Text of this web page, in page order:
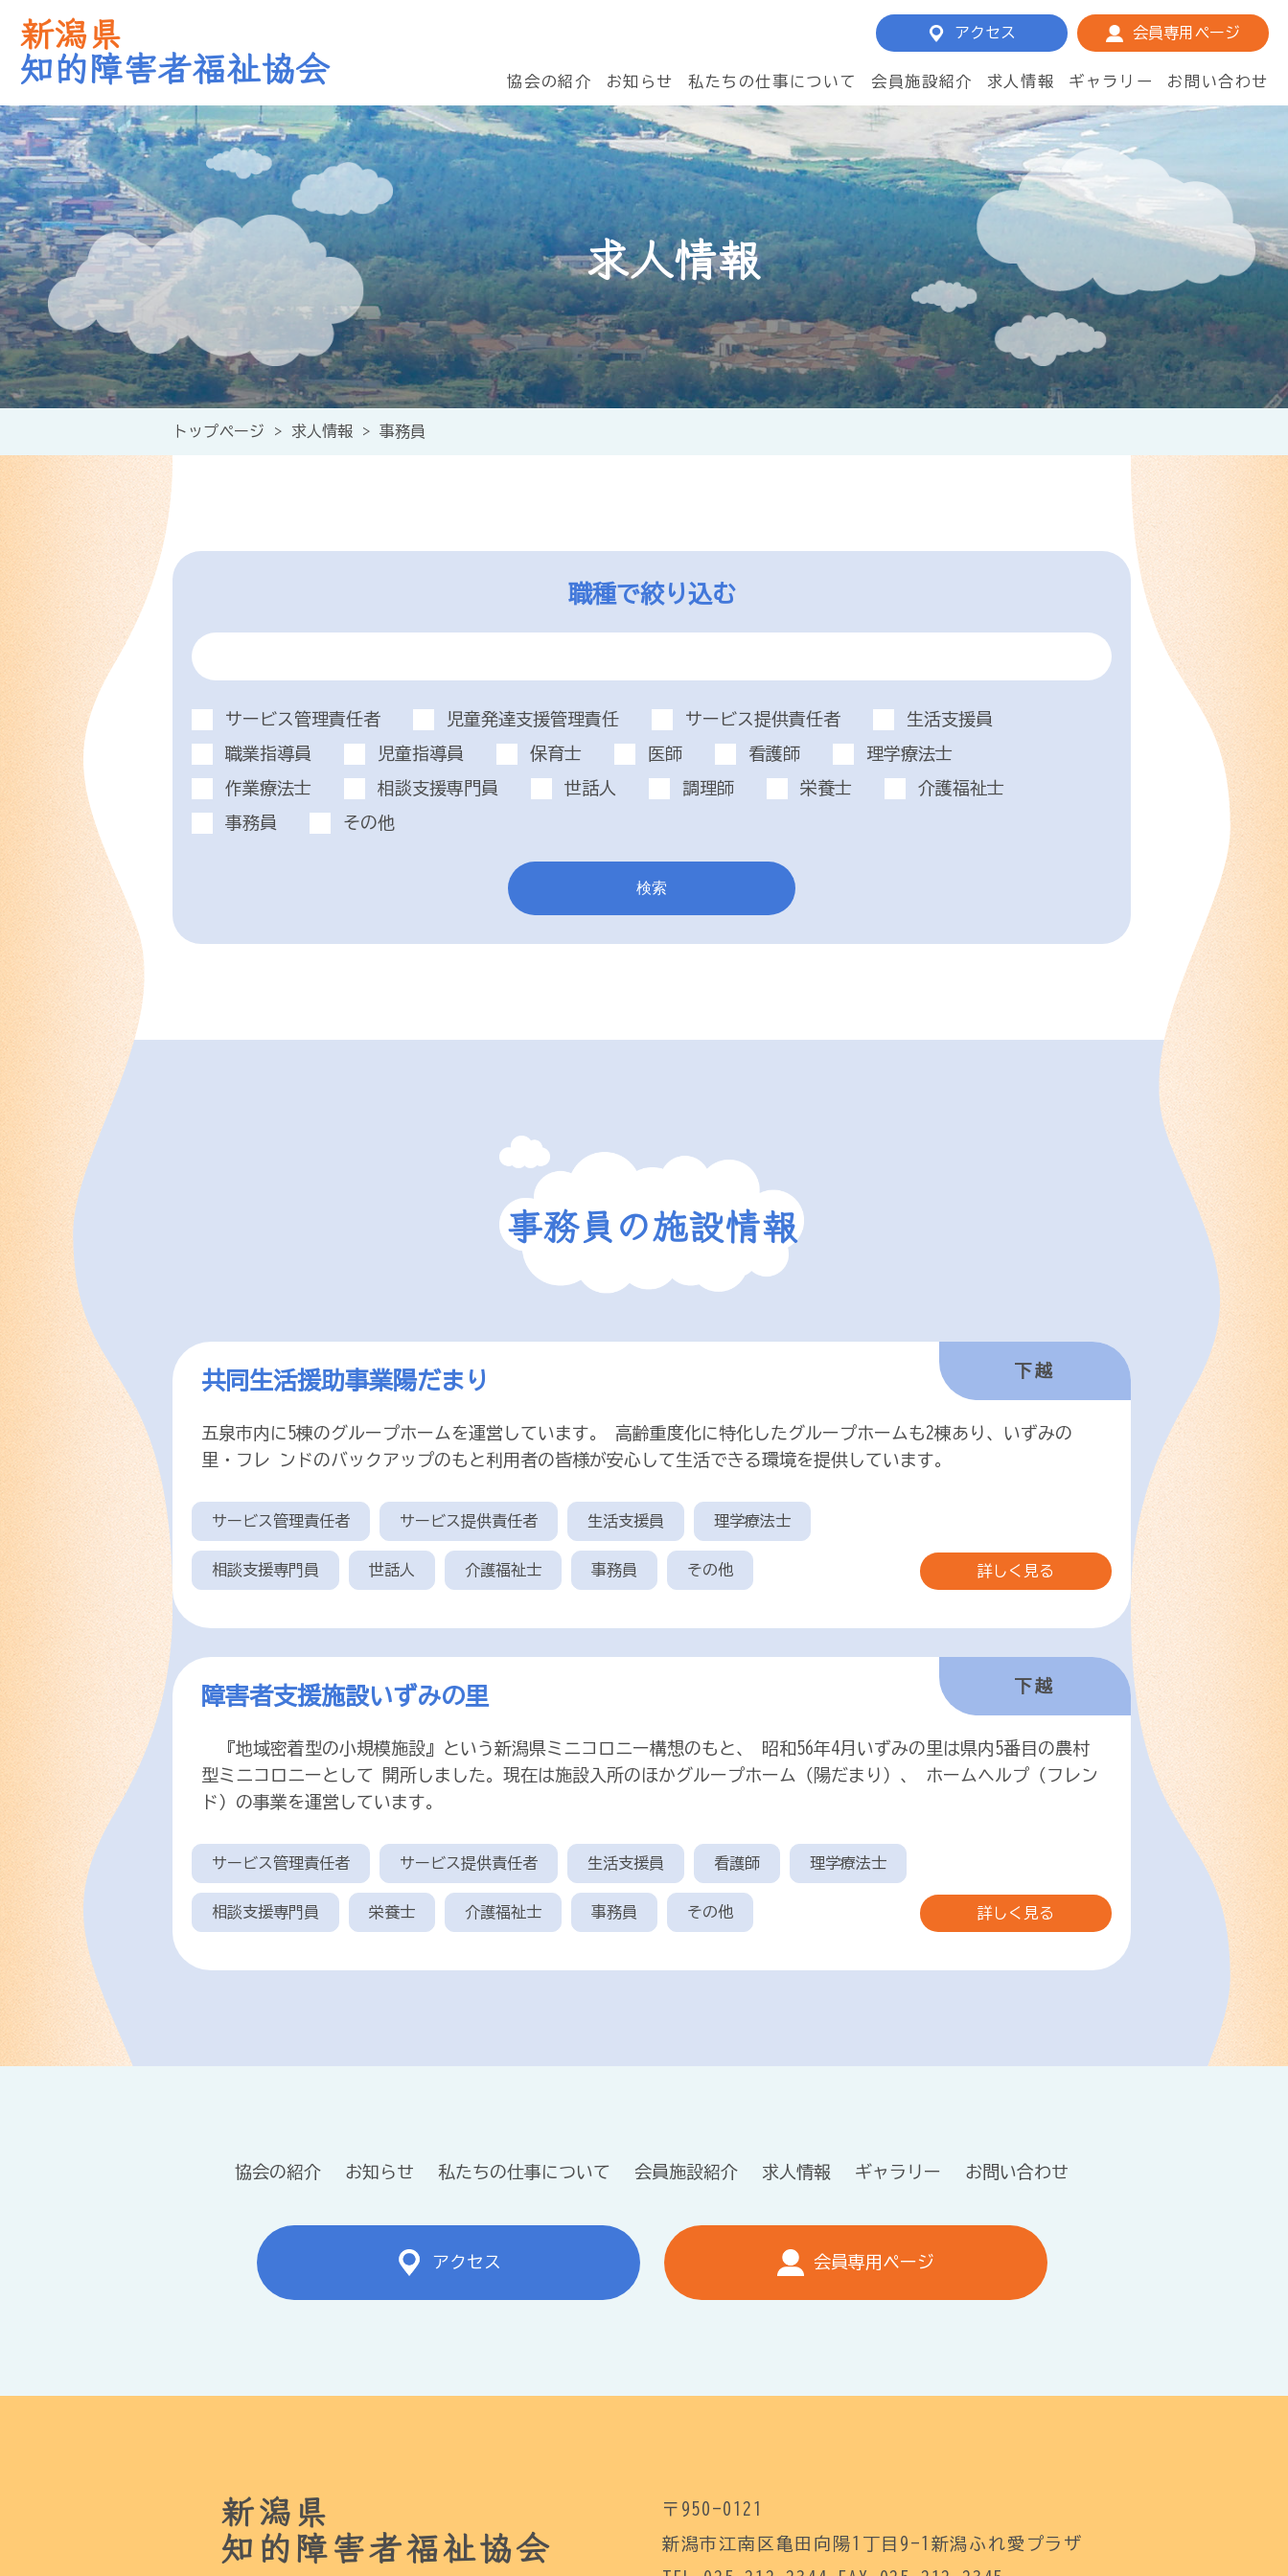
新潟県
知的障害者福祉協会
アクセス 会員専用ページ
協会の紹介 お知らせ 私たちの仕事について 会員施設紹介 求人情報 ギャラリー お問い合わせ
求人情報
トップページ > 求人情報 > 事務員
職種で絞り込む
サービス管理責任者 児童発達支援管理責任 サービス提供責任者
生活支援員
職業指導員
児童指導員 保育士 医師 看護師
理学療法士
作業療法士
相談支援専門員 世話人 調理師 栄養士
介護福祉士
事務員
その他
検索
事務員の施設情報
共同生活援助事業陽だまり 下越
五泉市内に5棟のグループホームを運営しています。 高齢重度化に特化したグループホームも2棟あり、いずみの
里・フレ ンドのバックアップのもと利用者の皆様が安心して生活できる環境を提供しています。
サービス管理責任者 サービス提供責任者 生活支援員 理学療法士
相談支援専門員 世話人 介護福祉士 事務員 その他 詳しく見る
障害者支援施設いずみの里 下越
『地域密着型の小規模施設』という新潟県ミニコロニー構想のもと、 昭和56年4月いずみの里は県内5番目の農村
型ミニコロニーとして 開所しました。現在は施設入所のほかグループホーム（陽だまり）、 ホームヘルプ（フレン
ド）の事業を運営しています。
サービス管理責任者 サービス提供責任者 生活支援員 看護師 理学療法士
相談支援専門員 栄養士 介護福祉士 事務員 その他 詳しく見る
協会の紹介 お知らせ 私たちの仕事について 会員施設紹介 求人情報 ギャラリー お問い合わせ
アクセス 会員専用ページ
新潟県
知的障害者福祉協会
〒950-0121
新潟市江南区亀田向陽1丁目9-1新潟ふれ愛プラザ